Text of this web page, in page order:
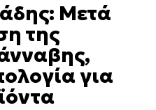
Μετά
της
για